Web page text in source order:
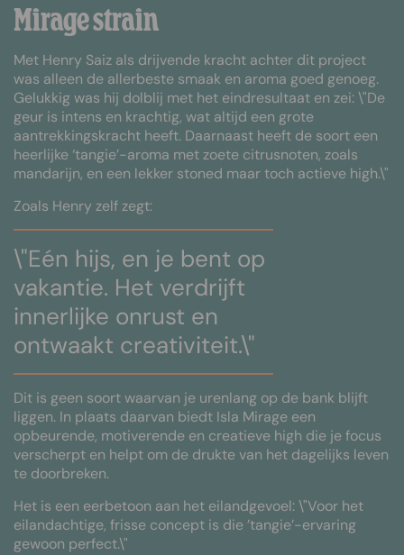
Mirage strain
Met Henry Saiz als drijvende kracht achter dit project
was alleen de allerbeste smaak en aroma goed genoeg.
Gelukkig was hij dolblij met het eindresultaat en zei: \"De
geur is intens en krachtig, wat altijd een grote
aantrekkingskracht heeft. Daarnaast heeft de soort een
heerlijke ‘tangie’-aroma met zoete citrusnoten, zoals
mandarijn, en een lekker stoned maar toch actieve high.\"
Zoals Henry zelf zegt:
\"Eén hijs, en je bent op
vakantie. Het verdrijft
innerlijke onrust en
ontwaakt creativiteit.\"
Dit is geen soort waarvan je urenlang op de bank blijft
liggen. In plaats daarvan biedt Isla Mirage een
opbeurende, motiverende en creatieve high die je focus
verscherpt en helpt om de drukte van het dagelijks leven
te doorbreken.
Het is een eerbetoon aan het eilandgevoel: \"Voor het
eilandachtige, frisse concept is die ’tangie’-ervaring
gewoon perfect.\"